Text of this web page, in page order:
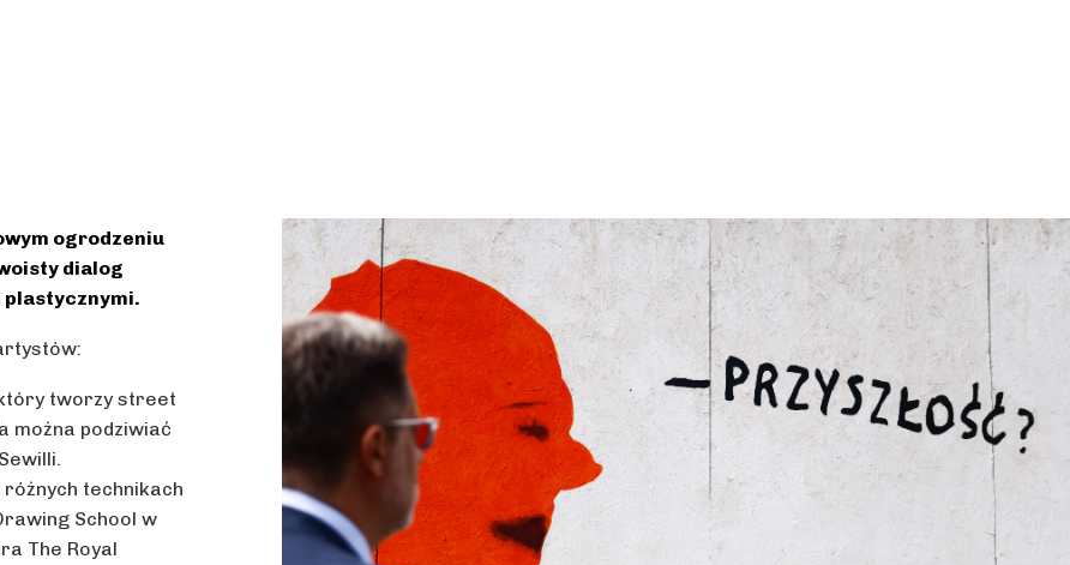
ogrodzeniu
dialog
plastycznymi.
który tworzy street
można podziwiać
technikach
School w
The Royal